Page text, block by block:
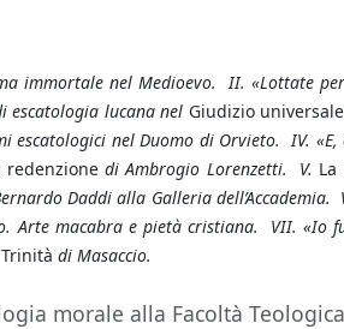
immortale nel Medioevo. II. «Lottate
escatologia lucana nel Giudizio universale
escatologici nel Duomo di Orvieto. IV. «E,
redenzionedi Ambrogio Lorenzetti. V.
Daddi alla Galleria dell’Accademia.
Arte macabra e pietà cristiana. VII. «Io
Trinitàdi Masaccio.
morale alla Facoltà